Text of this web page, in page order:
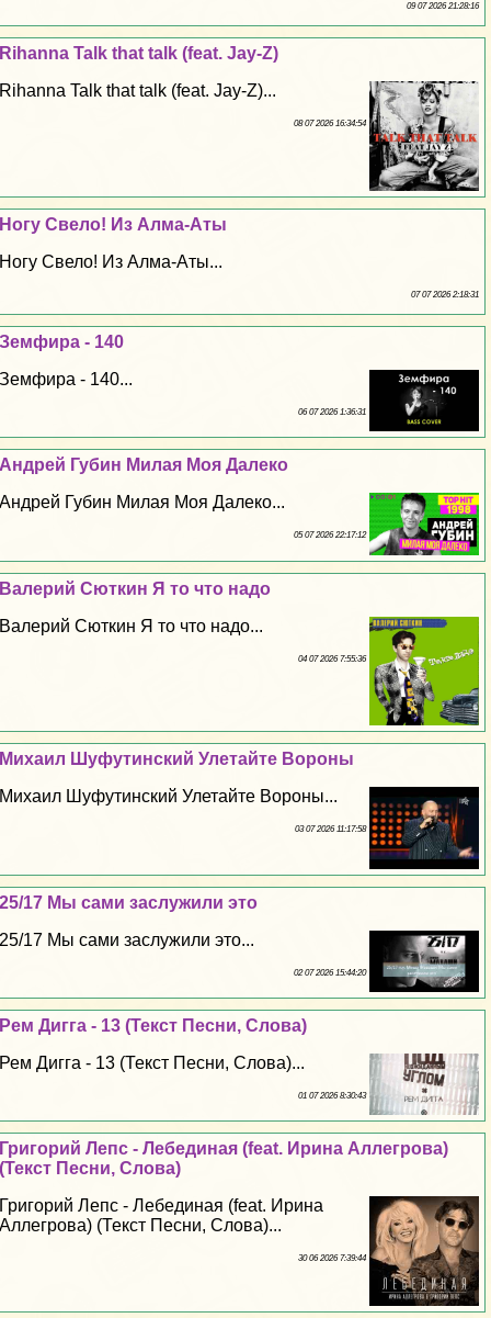
09 07 2026 21:28:16
Rihanna Talk that talk (feat. Jay-Z)
Rihanna Talk that talk (feat. Jay-Z)...
08 07 2026 16:34:54
Ногу Свело! Из Алма-Аты
Ногу Свело! Из Алма-Аты...
07 07 2026 2:18:31
Земфира - 140
Земфира - 140...
06 07 2026 1:36:31
Андрей Губин Милая Моя Далеко
Андрей Губин Милая Моя Далеко...
05 07 2026 22:17:12
Валерий Сюткин Я то что надо
Валерий Сюткин Я то что надо...
04 07 2026 7:55:36
Михаил Шуфутинский Улетайте Вороны
Михаил Шуфутинский Улетайте Вороны...
03 07 2026 11:17:58
25/17 Мы сами заслужили это
25/17 Мы сами заслужили это...
02 07 2026 15:44:20
Рем Дигга - 13 (Текст Песни, Слова)
Рем Дигга - 13 (Текст Песни, Слова)...
01 07 2026 8:30:43
Григорий Лепс - Лебединая (feat. Ирина Аллегрова)
(Текст Песни, Слова)
Григорий Лепс - Лебединая (feat. Ирина
Аллегрова) (Текст Песни, Слова)...
30 06 2026 7:39:44